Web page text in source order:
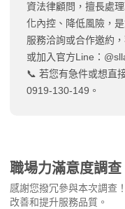
資法律顧問，擅長處
化內控、降低風險，
服務洽詢或合作邀約
或加入官方Line：
📞 若您有急件或想直
0919-130-149。
職場力滿意度調查
感謝您撥冗參與本次調查
改善和提升服務品質。